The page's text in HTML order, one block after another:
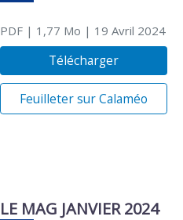
PDF| 1,77 Mo | 19 Avril 2024
Télécharger
Feuilleter sur Calaméo
LE MAG JANVIER 2024